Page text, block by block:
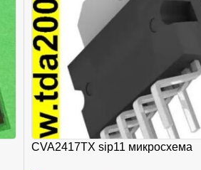
CVA2417TX sip11 микросхема